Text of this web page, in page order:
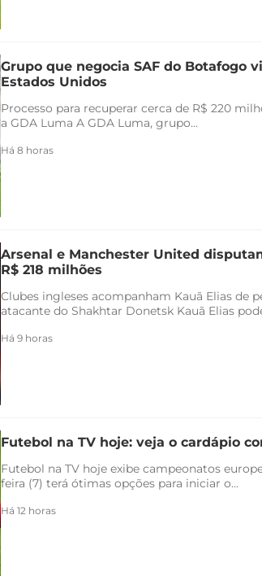
Grupo que negocia SAF do Botafogo
Estados Unidos
Processo para recuperar cerca de R$ 220
a GDA Luma A GDA Luma, grupo...
Há 8 horas
Arsenal e Manchester United
R$ 218 milhões
Clubes ingleses acompanham Kauã Elias de
atacante do Shakhtar Donetsk Kauã Elias
Há 9 horas
Futebol na TV hoje: veja o cardápio
Futebol na TV hoje exibe campeonatos
feira (7) terá ótimas opções para iniciar o...
Há 12 horas